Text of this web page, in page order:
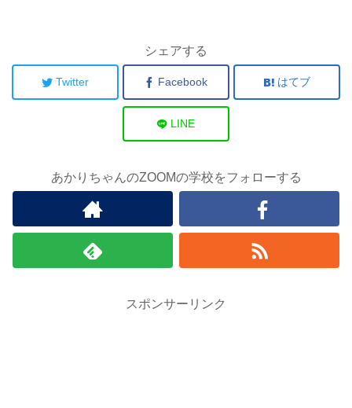
シェアする
Twitter Facebook はてブ
LINE
あかりちゃんのZOOMの学校をフォローする
スポンサーリンク